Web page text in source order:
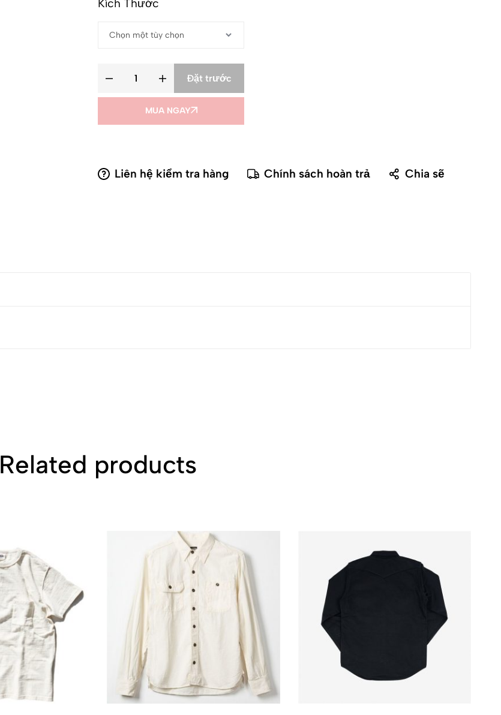
Kích Thước
Đặt trước
MUA NGAY
Liên hệ kiểm tra hàng Chính sách hoàn trả Chia sẽ
Related products